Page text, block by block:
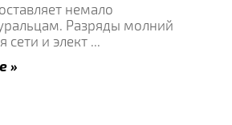
немало
Разряды молний
сети и элект ...
»